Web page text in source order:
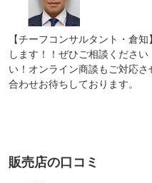
【チーフコンサルタント・倉
します！！ぜひご相談くださ
い！オンライン商談もご対応
合わせお待ちしております。
販売店の口コミ